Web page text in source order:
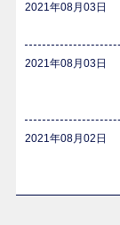
2021年08月03日
2021年08月03日
2021年08月02日